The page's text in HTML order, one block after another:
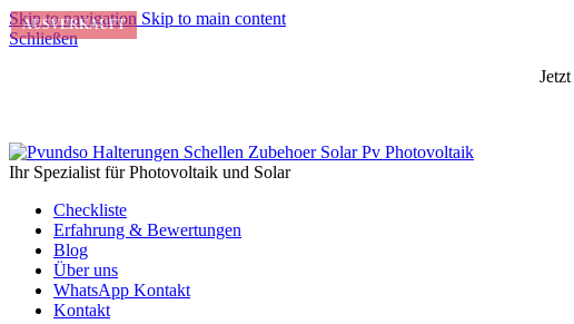
Skip to navigation Skip to main content
Schließen
Jetzt
Ihr Spezialist für Photovoltaik und Solar
Checkliste
Erfahrung & Bewertungen
Blog
Über uns
WhatsApp Kontakt
Kontakt
AUSVERKAUFT